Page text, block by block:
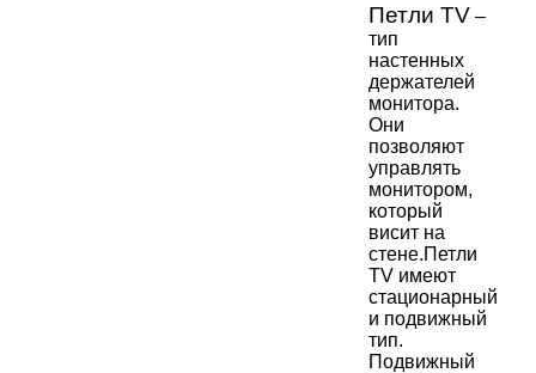
Петли TV –
тип
настенных
держателей
монитора.
Они
позволяют
управлять
монитором,
который
висит на
стене.Петли
TV имеют
стационарный
и подвижный
тип.
Подвижный